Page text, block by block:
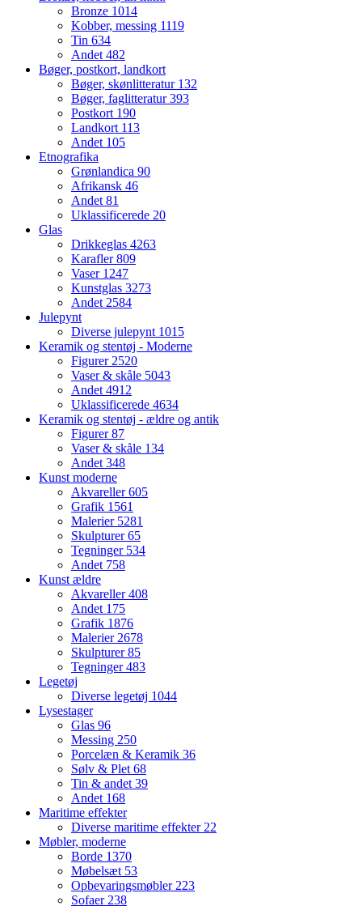
Bronze 1014
Kobber, messing 1119
Tin 634
Andet482
Bøger, postkort, landkort
Bøger, skønlitteratur 132
Bøger, faglitteratur393
Postkort 190
Landkort 113
Andet 105
Etnografika
Grønlandica 90
Afrikansk 46
Andet81
Uklassificerede 20
Glas
Drikkeglas 4263
Karafler809
Vaser 1247
Kunstglas 3273
Andet2584
Julepynt
Diverse julepynt 1015
Keramik og stentøj - Moderne
Figurer2520
Vaser & skåle 5043
Andet4912
Uklassificerede 4634
Keramik og stentøj - ældre og antik
Figurer87
Vaser & skåle 134
Andet348
Kunst moderne
Akvareller605
Grafik 1561
Malerier 5281
Skulpturer65
Tegninger 534
Andet 758
Kunst ældre
Akvareller408
Andet 175
Grafik 1876
Malerier2678
Skulpturer85
Tegninger483
Legetøj
Diverse legetøj 1044
Lysestager
Glas 96
Messing 250
Porcelæn & Keramik 36
Sølv & Plet68
Tin & andet39
Andet 168
Maritime effekter
Diverse maritime effekter22
Møbler, moderne
Borde 1370
Møbelsæt 53
Opbevaringsmøbler223
Sofaer238